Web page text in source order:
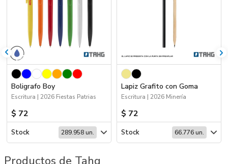
Boligrafo Boy
Escritura | 2026 Fiestas Patrias
$ 72
Stock 289.958 un.
Lapiz Grafito con Goma
Escritura | 2026 Minería
$ 72
Stock 66.776 un.
Productos de Tahg